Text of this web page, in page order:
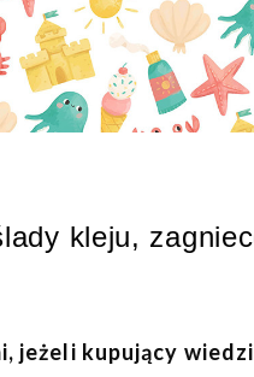
kleju,
jeżeli kupujący